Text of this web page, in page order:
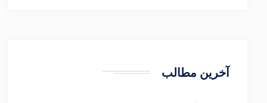
آخرین مطالب